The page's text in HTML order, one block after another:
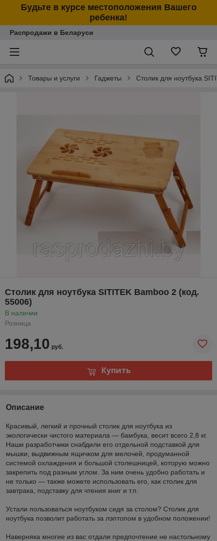
Будьте в курсе местоположения Вашего
ребенка!
Распродажи в Беларуси
Товары и услуги Гаджеты Столик для ноутбука
Столик для ноутбука SITITEK Bamboo 2 (код.
55006)
В наличии
Розница
198,10 руб.
Купить
Описание
Красивый, легкий и прочный столик для ноутбука из
экологически чистого материала — бамбука, весит всего 2,8 кг.
Наши разработчики снабдили его отдельной подставкой для
мышки, выдвижным ящичком для мелочей, продуманной
системой охлаждения и большой столешницей, которую можно
закрепить под разным углом. За ним очень удобно работать и
не только — также можете использовать его, как столик для
завтрака, подставку для чтения книг и т.п.
Устали пользоваться ноутбуком сидя за столом? Столик для
ноутбука позволит работать за лэптопом в удобном положении!
Наверняка многие из вас отдали предпочтение не настольному